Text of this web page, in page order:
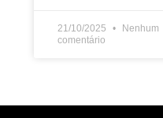
21/10/2025
Nenhum
comentário